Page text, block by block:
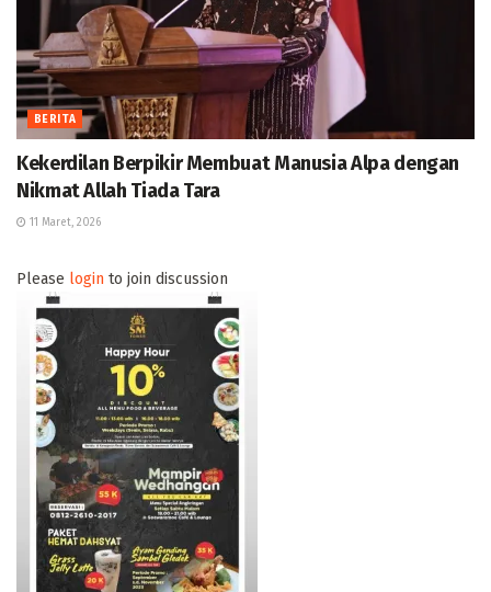
BERITA
Kekerdilan Berpikir Membuat Manusia Alpa dengan
Nikmat Allah Tiada Tara
11 Maret, 2026
Please login to join discussion